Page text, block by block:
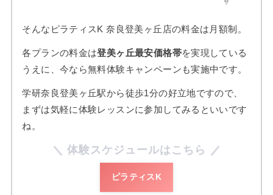
サ
そんなピラティスK 奈良登美ヶ丘店の料金は月額制。
各プランの料金は登美ヶ丘最安価格帯を実現している
うえに、今なら無料体験キャンペーンも実施中です。
学研奈良登美ヶ丘駅から徒歩1分の好立地ですので、
まずは気軽に体験レッスンに参加してみるといいです
ね。
体験スケジュールはこちら
ピラティスK